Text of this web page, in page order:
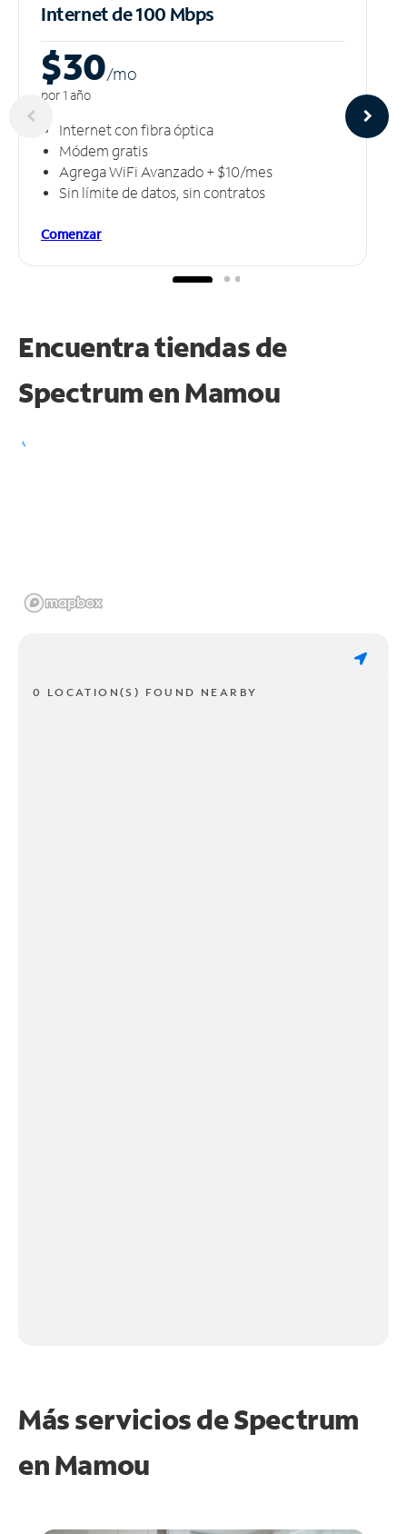
Internet de 100 Mbps
$30/mo
por 1 año
Internet con fibra óptica
Módem gratis
Agrega WiFi Avanzado + $10/mes
Sin límite de datos, sin contratos
Comenzar
Encuentra tiendas de
Spectrum enMamou
0 LOCATION(S) FOUND NEARBY
Más servicios de Spectrum
enMamou